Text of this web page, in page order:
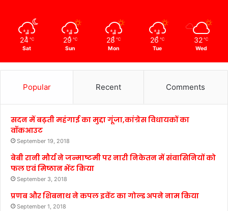
24 ℃
Sat
29 ℃
Sun
28 ℃
Mon
26 ℃
Tue
32 ℃
Wed
Popular Recent Comments
सदन में बढ़ती महंगाई का मुद्दा गूंजा,कांग्रेस विधायकों का
वॉकआउट
September 19, 2018
बेबी रानी मौर्य ने जन्माष्टमी पर नारी निकेतन में संवासिनियों को
फल एवं मिष्ठान भेंट किया
September 3, 2018
प्रणब और शिबनाथ ने कपल इवेंट का गोल्ड अपने नाम किया
September 1, 2018